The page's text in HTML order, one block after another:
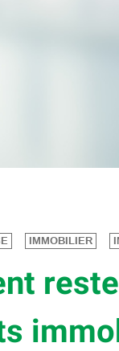
IMMOBILIER